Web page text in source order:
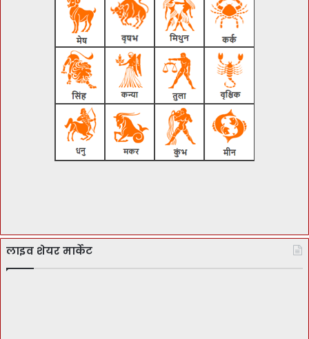
लाइव शेयर मार्केट